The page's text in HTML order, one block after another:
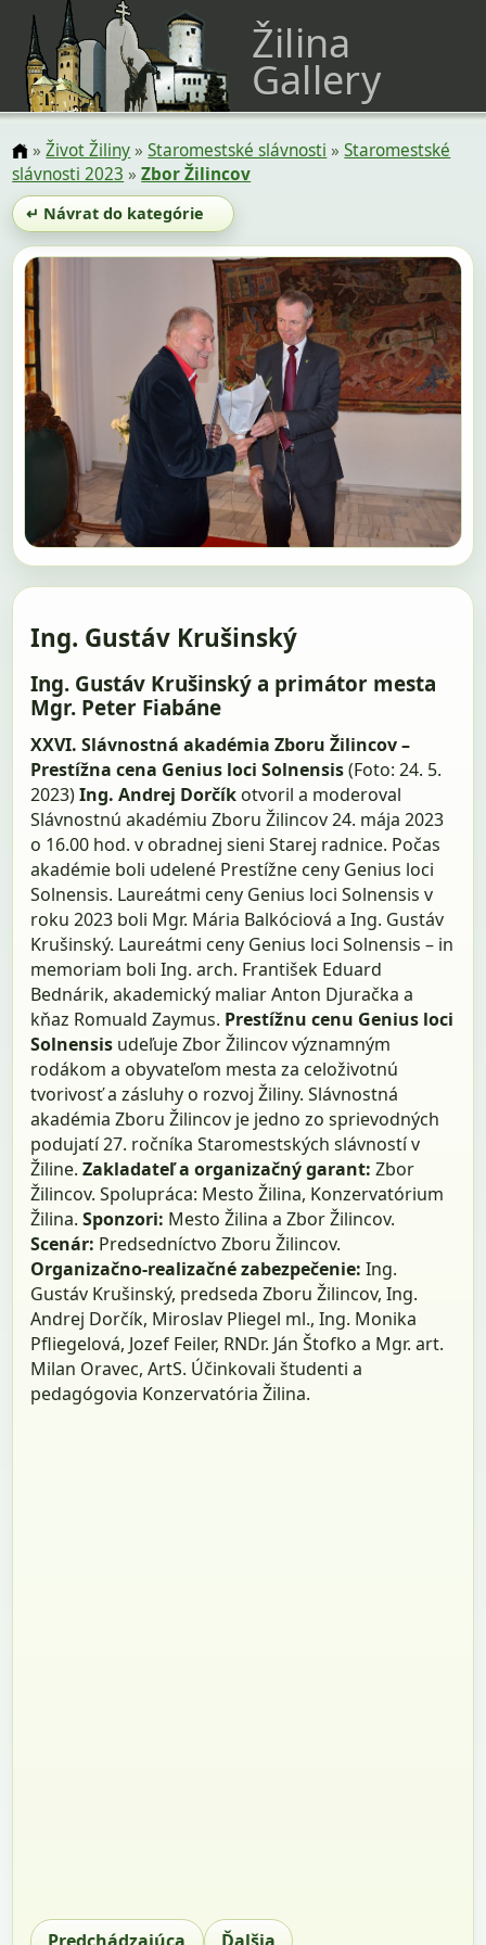
Žilina
Gallery
»Život Žiliny»Staromestské slávnosti »Staromestské
slávnosti 2023 »Zbor Žilincov
↵ Návrat do kategórie
Ing. Gustáv Krušinský
Ing. Gustáv Krušinský a primátor mesta
Mgr. Peter Fiabáne
XXVI. Slávnostná akadémia Zboru Žilincov –
Prestížna cena Genius loci Solnensis(Foto: 24. 5.
2023)Ing. Andrej Dorčík otvoril a moderoval
Slávnostnú akadémiu Zboru Žilincov 24. mája 2023
o 16.00 hod. v obradnej sieni Starej radnice. Počas
akadémie boli udelené Prestížne ceny Genius loci
Solnensis. Laureátmi ceny Genius loci Solnensis v
roku 2023 boli Mgr. Mária Balkóciová a Ing. Gustáv
Krušinský. Laureátmi ceny Genius loci Solnensis – in
memoriam boli Ing. arch. František Eduard
Bednárik, akademický maliar Anton Djuračka a
kňaz Romuald Zaymus. Prestížnu cenu Genius loci
Solnensis udeľuje Zbor Žilincov významným
rodákom a obyvateľom mesta za celoživotnú
tvorivosť a zásluhy o rozvoj Žiliny. Slávnostná
akadémia Zboru Žilincov je jedno zo sprievodných
podujatí 27. ročníka Staromestských slávností v
Žiline.Zakladateľ a organizačný garant:Zbor
Žilincov. Spolupráca: Mesto Žilina, Konzervatórium
Žilina.Sponzori: Mesto Žilina a Zbor Žilincov.
Scenár: Predsedníctvo Zboru Žilincov.
Organizačno-realizačné zabezpečenie:Ing.
Gustáv Krušinský, predseda Zboru Žilincov, Ing.
Andrej Dorčík, Miroslav Pliegel ml., Ing. Monika
Pfliegelová, Jozef Feiler, RNDr. Ján Štofko a Mgr. art.
Milan Oravec, ArtS. Účinkovali študenti a
pedagógovia Konzervatória Žilina.